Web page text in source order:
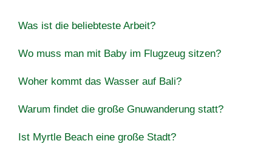
Was ist die beliebteste Arbeit?
Wo muss man mit Baby im Flugzeug sitzen?
Woher kommt das Wasser auf Bali?
Warum findet die große Gnuwanderung statt?
Ist Myrtle Beach eine große Stadt?